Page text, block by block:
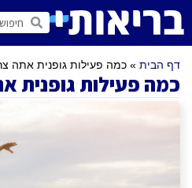
דף הבית » כמה פעילות גופנית אתה
כמה פעילות גופנית